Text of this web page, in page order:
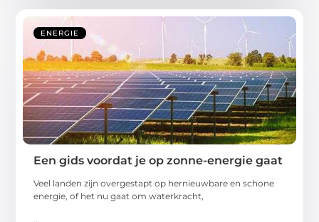
ENERGIE
Een gids voordat je op zonne-energie gaat
Veel landen zijn overgestapt op hernieuwbare en schone
energie, of het nu gaat om waterkracht,